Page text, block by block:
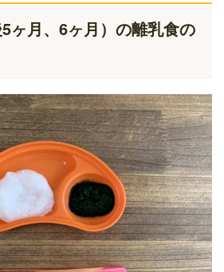
ヶ月、6ヶ月）の離乳食の